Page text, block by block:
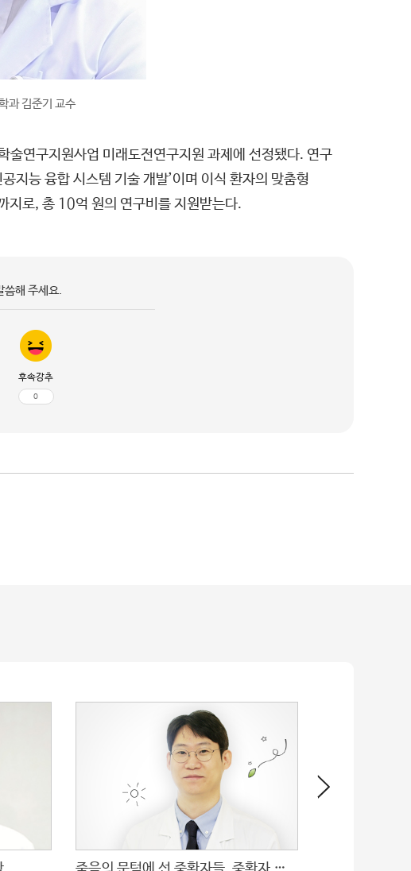
과 김준기 교수
술연구지원사업 미래도전연구지원 과제에 선정됐다. 연구
능 융합 시스템 기술 개발’이며 이식 환자의 맞춤형
지로, 총 10억 원의 연구비를 지원받는다.
씀해 주세요.
후속강추
0